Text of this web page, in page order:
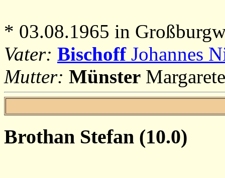
* 03.08.1965 in
Vater: BischoffJohannes
Mutter: Münster
Brothan Stefan (10.0)